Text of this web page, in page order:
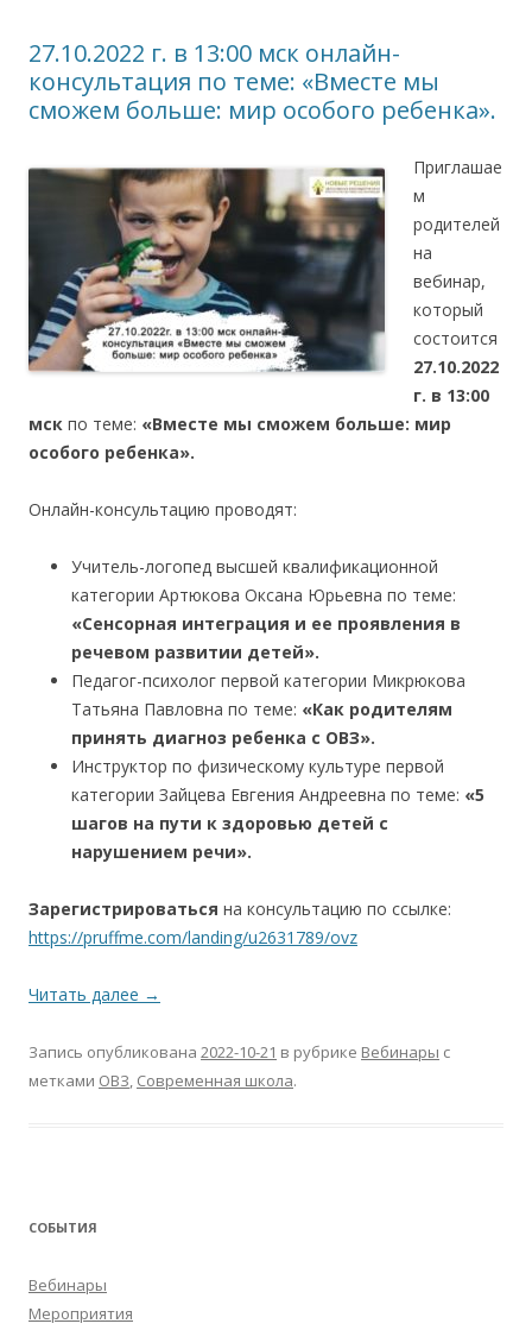
27.10.2022 г. в 13:00 мск онлайн-
консультация по теме: «Вместе мы
сможем больше: мир особого ребенка».
Приглашае
м
родителей
на
вебинар,
который
состоится
27.10.2022
г. в 13:00
мск по теме: «Вместе мы сможем больше: мир
особого ребенка».
Онлайн-консультацию проводят:
Учитель-логопед высшей квалификационной
категории Артюкова Оксана Юрьевна по теме:
«Сенсорная интеграция и ее проявления в
речевом развитии детей».
Педагог-психолог первой категории Микрюкова
Татьяна Павловна по теме: «Как родителям
принять диагноз ребенка с ОВЗ».
Инструктор по физическому культуре первой
категории Зайцева Евгения Андреевна по теме: «5
шагов на пути к здоровью детей с
нарушением речи».
Зарегистрироваться на консультацию по ссылке:
https://pruffme.com/landing/u2631789/ovz
Читать далее →
Запись опубликована 2022-10-21 в рубрике Вебинары с
метками ОВЗ, Современная школа.
СОБЫТИЯ
Вебинары
Мероприятия